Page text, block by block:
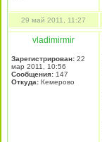
29 май 2011, 11:27
vladimirmir
Зарегистрирован: 22
мар 2011, 10:56
Сообщения: 147
Откуда: Кемерово